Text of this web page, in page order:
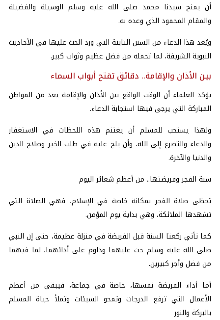
أن يمنح سيدنا محمد صلى الله عليه وسلم الوسيلة والفضيلة
والمقام المحمود الذي وعده به.
ويُعد هذا الدعاء من السنن الثابتة التي ورد الحث عليها في الأحاديث
النبوية الشريفة، لما تحمله من فضل عظيم وثواب كبير.
بين الأذان والإقامة.. دقائق تفتح أبواب السماء
يؤكد العلماء أن الوقت الواقع بين الأذان والإقامة يعد من المواطن
المباركة التي يرجى فيها استجابة الدعاء.
ولهذا يستحب للمسلم أن يغتنم هذه اللحظات في الاستغفار
والدعاء والتضرع إلى الله، وأن يلح عليه في طلب الخير وصلاح الدين
والدنيا والآخرة.
سنة الفجر وفريضتها.. من أعظم شعائر اليوم
تحظى صلاة الفجر بمكانة خاصة في الإسلام، فهي الصلاة التي
تشهدها الملائكة، وهي بداية يوم المؤمن.
كما تأتي ركعتا السنة قبل الفريضة في منزلة عظيمة، حتى إن النبي
صلى الله عليه وسلم حث عليهما وداوم على أدائهما، لما فيهما
من فضل وأجر كبيرين.
أما أداء الفريضة نفسها، خاصة في جماعة، فيبقى من أعظم
الأعمال التي ترفع الدرجات وتمحو السيئات وتملأ حياة المسلم
بالبركة والنور